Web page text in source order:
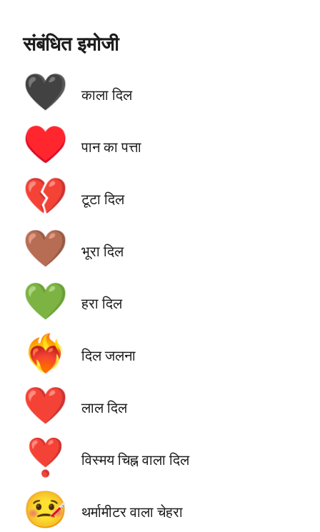
संबंधित इमोजी
🖤 काला दिल
♥️ पान का पत्ता
💔 टूटा दिल
🤎 भूरा दिल
💚 हरा दिल
❤️‍🔥 दिल जलना
❤️ लाल दिल
❣️ विस्मय चिह्न वाला दिल
🤒 थर्मामीटर वाला चेहरा